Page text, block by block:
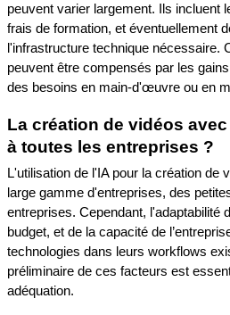
peuvent varier largement. Ils incluent
frais de formation, et éventuellement
l'infrastructure technique nécessaire.
peuvent être compensés par les
des besoins en main-d'œuvre ou en
La création de vidéos
à toutes les entreprises ?
L'utilisation de l'IA pour la création de
large gamme d'entreprises, des
entreprises. Cependant, l'adaptabilité
budget, et de la capacité de
technologies dans leurs workflows
préliminaire de ces facteurs est
adéquation.